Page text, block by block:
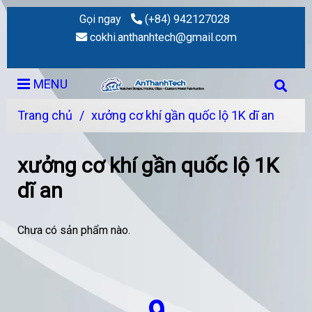
Gọi ngay
(+84) 942127028
cokhi.anthanhtech@gmail.com
MENU
Trang chủ / xưởng cơ khí gần quốc lộ 1K dĩ an
xưởng cơ khí gần quốc lộ 1K
dĩ an
Chưa có sản phẩm nào.